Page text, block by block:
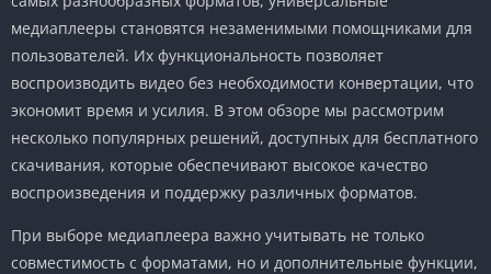
медиаплееры становятся незаменимыми помощниками для
пользователей. Их функциональность позволяет
воспроизводить видео без необходимости конвертации, что
экономит время и усилия. В этом обзоре мы рассмотрим
несколько популярных решений, доступных для бесплатного
скачивания, которые обеспечивают высокое качество
воспроизведения и поддержку различных форматов.
При выборе медиаплеера важно учитывать не только
совместимость с форматами, но и дополнительные функции,